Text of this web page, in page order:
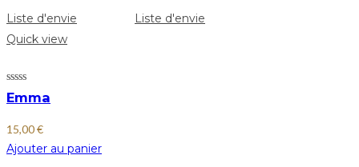
Liste d'envie
Liste d'envie
Quick view
Emma
15,00€
Ajouter au panier